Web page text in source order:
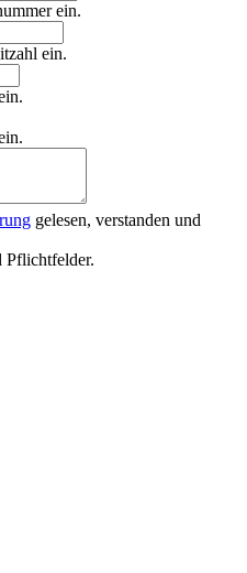
ein.
ein.
gelesen, verstanden und
Pflichtfelder.